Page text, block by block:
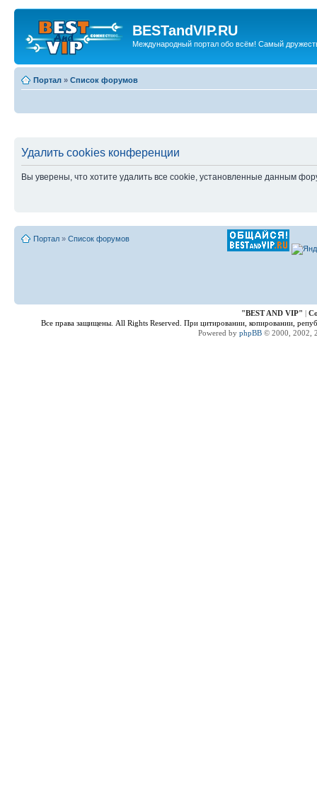
BESTandVIP.RU
Международный портал обо всём! Самый
Портал » Список форумов
Удалить cookies конференции
Вы уверены, что хотите удалить все cookie, установленные данным
Портал » Список форумов
"BEST AND VIP" |
Все права защищены. All Rights Reserved. При цитировании, копировании,
Powered by phpBB © 2000, 2002,